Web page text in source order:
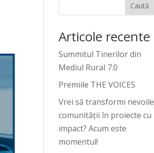
Caută
Articole recente
Summitul Tinerilor din
Mediul Rural 7.0
Premiile THE VOICES
Vrei să transformi nevoile
comunității în proiecte cu
impact? Acum este
momentul!